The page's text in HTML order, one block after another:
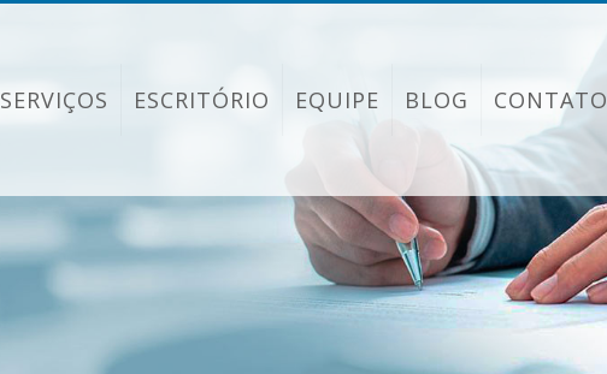
SERVIÇOS ESCRITÓRIO EQUIPE BLOG CONTATO